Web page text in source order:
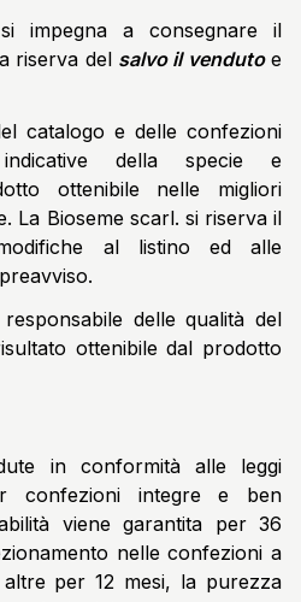
impegna a consegnare il
riserva del salvo il vendutoe
catalogo e delle confezioni
della specie e
ottenibile nelle migliori
La Bioseme scarl. si riserva il
al listino ed alle
delle qualità del
ottenibile dal prodotto
in conformità alle leggi
confezioni integre e ben
viene garantita per 36
nelle confezioni a
per 12 mesi, la purezza